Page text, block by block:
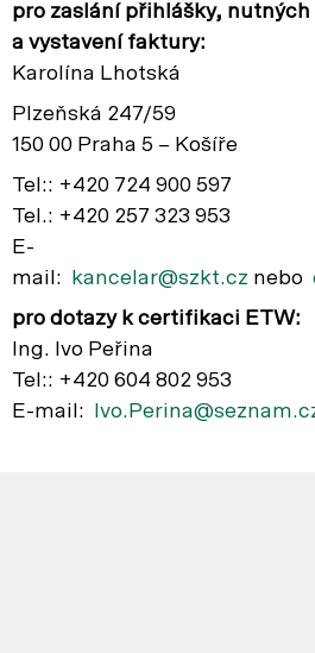
pro zaslání přihlášky,
a vystavení faktury:
Karolína Lhotská
Plzeňská 247/59
150 00 Praha 5 – Košíře
Tel:: +420 724 900 597
Tel.: +420 257 323 953
E-
mail:
kancelar@szkt.cz nebo
pro dotazy k certifikaci ETW:
Ing. Ivo Peřina
Tel:: +420 604 802 953
E-mail: